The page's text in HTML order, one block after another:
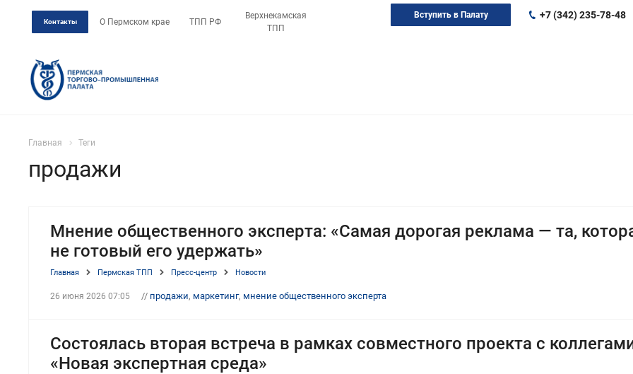
Контакты О Пермском крае ТПП РФ
Верхнекамская
ТПП
+7 (342) 235-78-48
Вступить в Палату
Главная Теги
продажи
Мнение общественного эксперта: «Самая дорогая реклама — та,
не готовый его удержать»
Главная Пермская ТПП Пресс-центр Новости
26 июня 2026 07:05 // продажи, маркетинг, мнение общественного эксперта
Состоялась вторая встреча в рамках совместного проекта с
«Новая экспертная среда»